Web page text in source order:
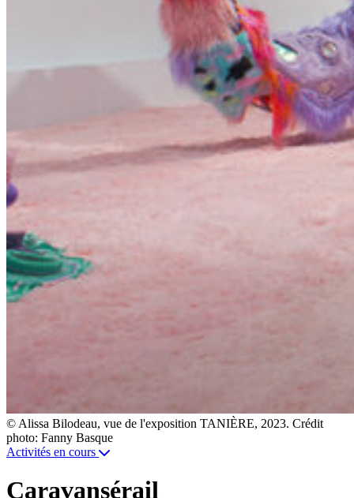
© Alissa Bilodeau, vue de l'exposition TANIÈRE, 2023. Crédit
photo: Fanny Basque
Activités en cours
Caravansérail